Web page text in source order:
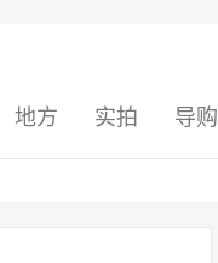
地方 实拍 导购